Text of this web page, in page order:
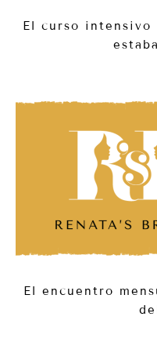
El curso intensivo
El encuentro